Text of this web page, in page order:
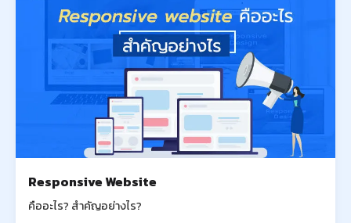
Responsive Website
คืออะไร? สำคัญอย่างไร?